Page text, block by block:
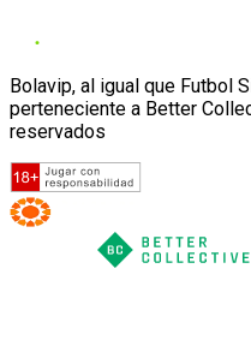
Bolavip, al igual que Futbol
perteneciente a Better
reservados